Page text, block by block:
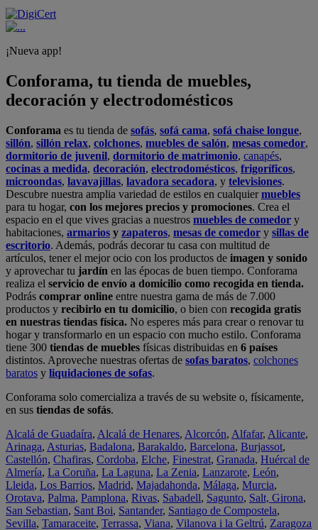
¡Nueva app!
Conforama, tu tienda de muebles,
decoración y electrodomésticos
Conforama es tu tienda de sofás, sofá cama, sofá chaise longue,
sillón, sillón relax, colchones, muebles de salón, mesas comedor,
dormitorio de juvenil, dormitorio de matrimonio, canapés,
cocinas a medida, decoración, electrodomésticos, frigoríficos,
microondas, lavavajillas, lavadora secadora, y televisiones.
Descubre nuestra amplia variedad de estilos en cualquiermuebles
para tu hogar, con los mejores precios y promociones. Crea el
espacio en el que vives gracias a nuestros muebles de comedor y
habitaciones, armarios y zapateros, mesas de comedor y sillas de
escritorio. Además, podrás decorar tu casa con multitud de
artículos, tener el mejor ocio con los productos de imagen y sonido
y aprovechar tu jardín en las épocas de buen tiempo. Conforama
realiza el servicio de envío a domicilio como recogida en tienda.
Podrás comprar online entre nuestra gama de más de 7.000
productos y recibirlo en tu domicilio, o bien con recogida gratis
en nuestras tiendas física. No esperes más para crear o renovar tu
hogar y transformarlo en un espacio con mucho estilo. Conforama
tiene 300 tiendas de muebles físicas distribuidas en 6 países
distintos. Aproveche nuestras ofertas de sofas baratos, colchones
baratos y liquidaciones de sofas.
Conforama solo comercializa a través de su website o, físicamente,
en sus tiendas de sofás.
Alcalá de Guadaíra, Alcalá de Henares, Alcorcón, Alfafar, Alicante,
Arinaga, Asturias, Badalona, Barakaldo, Barcelona, Burjassot,
Castellón, Chafiras, Cordoba, Elche, Finestrat, Granada, Huércal de
Almería, La Coruña, La Laguna, La Zenia, Lanzarote, León,
Lleida, Los Barrios, Madrid, Majadahonda, Málaga, Murcia,
Orotava, Palma, Pamplona, Rivas, Sabadell, Sagunto, Salt, Girona,
San Sebastian, Sant Boi, Santander, Santiago de Compostela,
Sevilla, Tamaraceite, Terrassa, Viana, Vilanova i la Geltrú, Zaragoza